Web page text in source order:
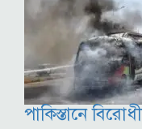
পাকিস্তানে